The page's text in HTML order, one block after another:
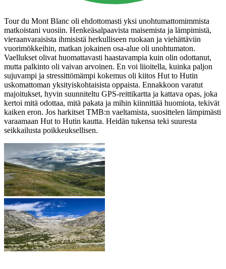
Tour du Mont Blanc oli ehdottomasti yksi unohtumattomimmista
matkoistani vuosiin. Henkeäsalpaavista maisemista ja lämpimistä,
vieraanvaraisista ihmisistä herkulliseen ruokaan ja viehättäviin
vuorimökkeihin, matkan jokainen osa-alue oli unohtumaton.
Vaellukset olivat huomattavasti haastavampia kuin olin odottanut,
mutta palkinto oli vaivan arvoinen. En voi liioitella, kuinka paljon
sujuvampi ja stressittömämpi kokemus oli kiitos Hut to Hutin
uskomattoman yksityiskohtaisista oppaista. Ennakkoon varatut
majoitukset, hyvin suunniteltu GPS-reittikartta ja kattava opas, joka
kertoi mitä odottaa, mitä pakata ja mihin kiinnittää huomiota, tekivät
kaiken eron. Jos harkitset TMB:n vaeltamista, suosittelen lämpimästi
varaamaan Hut to Hutin kautta. Heidän tukensa teki suuresta
seikkailusta poikkeuksellisen.